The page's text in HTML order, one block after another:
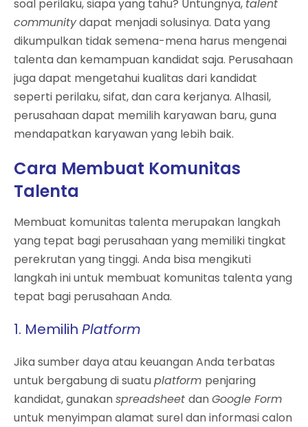
soal perilaku, siapa yang tahu? Untungnya, talent
communitydapat menjadi solusinya. Data yang
dikumpulkan tidak semena-mena harus mengenai
talenta dan kemampuan kandidat saja. Perusahaan
juga dapat mengetahui kualitas dari kandidat
seperti perilaku, sifat, dan cara kerjanya. Alhasil,
perusahaan dapat memilih karyawan baru, guna
mendapatkan karyawan yang lebih baik.
Cara Membuat Komunitas
Talenta
Membuat komunitas talenta merupakan langkah
yang tepat bagi perusahaan yang memiliki tingkat
perekrutan yang tinggi. Anda bisa mengikuti
langkah ini untuk membuat komunitas talenta yang
tepat bagi perusahaan Anda.
1. Memilih Platform
Jika sumber daya atau keuangan Anda terbatas
untuk bergabung di suatuplatform penjaring
kandidat, gunakanspreadsheet danGoogle Form
untuk menyimpan alamat surel dan informasi calon